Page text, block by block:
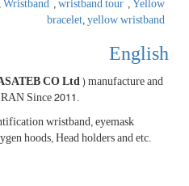
, Wristband , wristband tour , Yellow
bracelet, yellow wristband
English
CO Ltd ) manufacture and
Since 2011.
wristband, eyemask
hoods, Head holders and etc.